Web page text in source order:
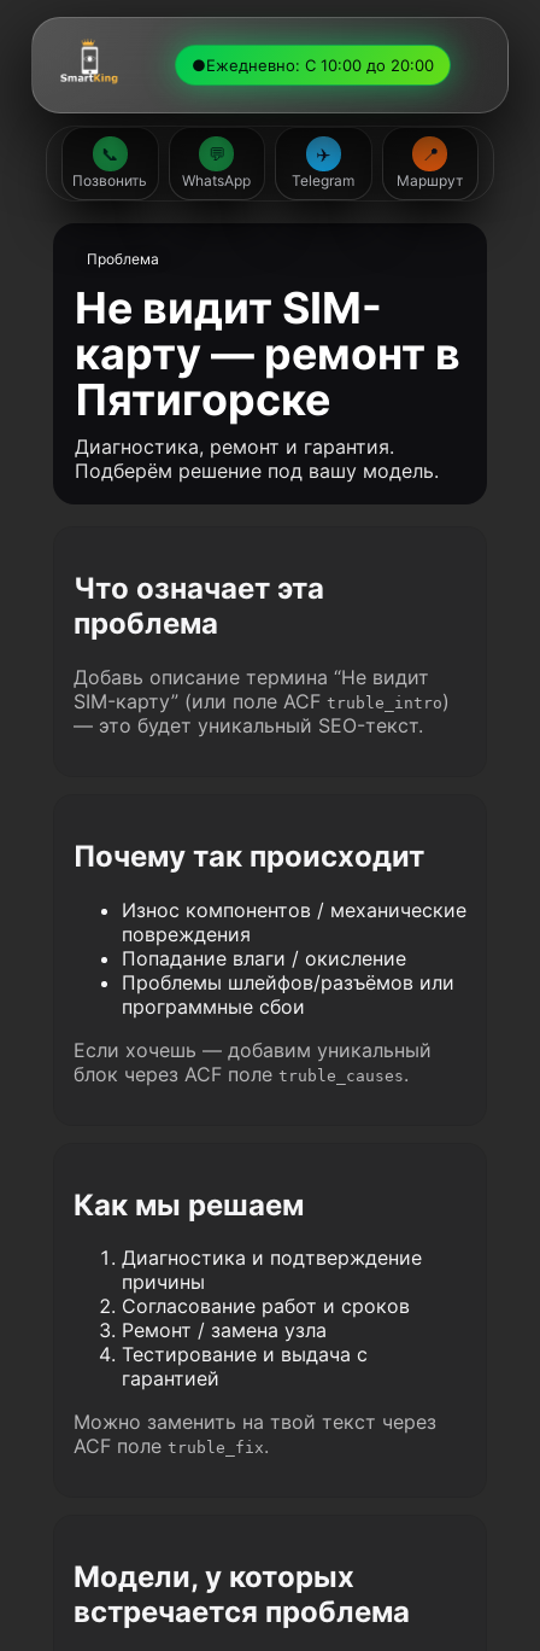
●Ежедневно: С 10:00 до 20:00
📞
Позвонить
💬
WhatsApp
✈️
Telegram
📍
Маршрут
Проблема
Не видит SIM-
карту — ремонт в
Пятигорске
Диагностика, ремонт и гарантия.
Подберём решение под вашу модель.
Что означает эта
проблема
Добавь описание термина “Не видит
SIM-карту” (или поле ACF truble_intro)
— это будет уникальный SEO-текст.
Почему так происходит
Износ компонентов / механические
повреждения
Попадание влаги / окисление
Проблемы шлейфов/разъёмов или
программные сбои
Если хочешь — добавим уникальный
блок через ACF поле truble_causes.
Как мы решаем
Диагностика и подтверждение
причины
Согласование работ и сроков
Ремонт / замена узла
Тестирование и выдача с
гарантией
Можно заменить на твой текст через
ACF поле truble_fix.
Модели, у которых
встречается проблема